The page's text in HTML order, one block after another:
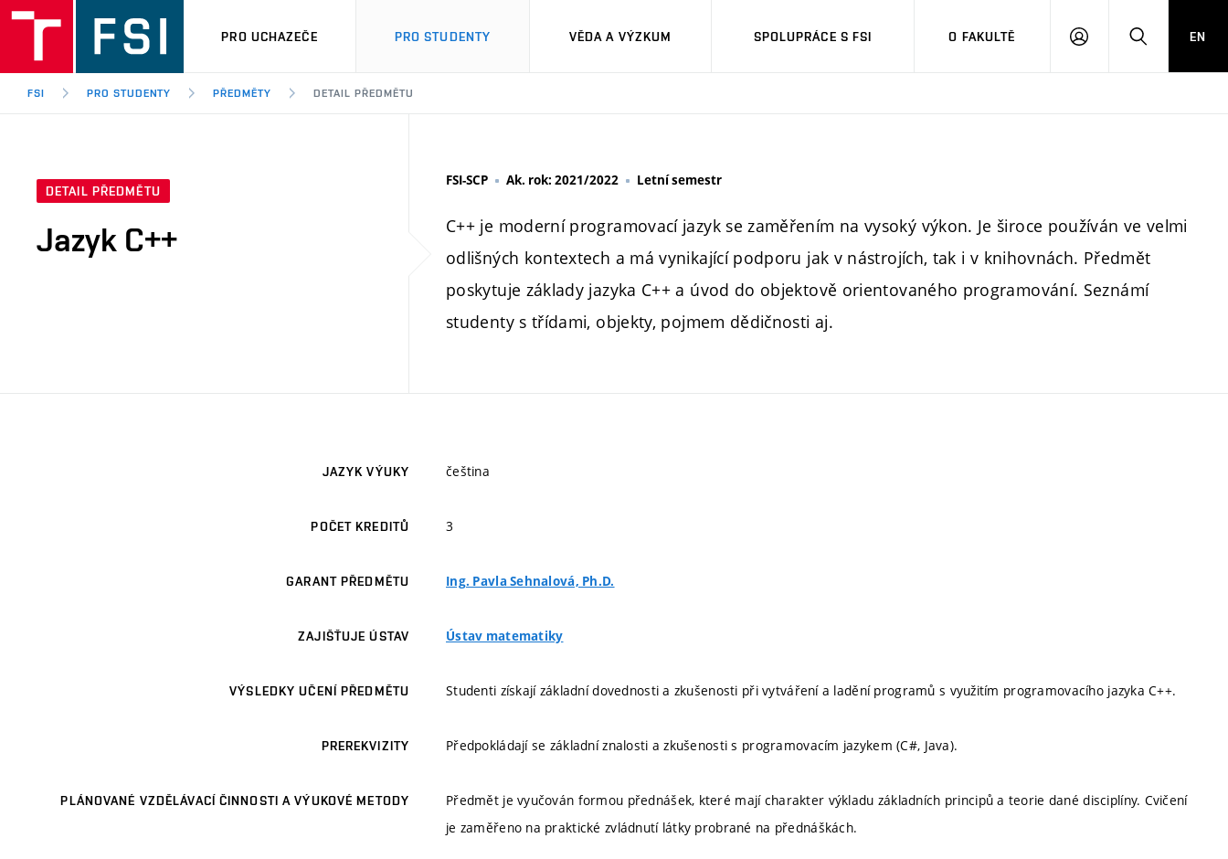
PRO UCHAZEČE PRO STUDENTY VĚDA A VÝZKUM SPOLUPRÁCE S FSI O FAKULTĚ
PŘIHLÁŠENÍHLEDAT
EN
FSI PRO STUDENTY PŘEDMĚTY DETAIL PŘEDMĚTU
DETAIL PŘEDMĚTU
Jazyk C++
FSI-SCP Ak. rok: 2021/2022 Letní semestr
C++ je moderní programovací jazyk se zaměřením na vysoký výkon. Je široce používán ve velmi
odlišných kontextech a má vynikající podporu jak v nástrojích, tak i v knihovnách. Předmět
poskytuje základy jazyka C++ a úvod do objektově orientovaného programování. Seznámí
studenty s třídami, objekty, pojmem dědičnosti aj.
JAZYK VÝUKY čeština
POČET KREDITŮ 3
GARANT PŘEDMĚTU Ing. Pavla Sehnalová, Ph.D.
ZAJIŠŤUJE ÚSTAV Ústav matematiky
VÝSLEDKY UČENÍ PŘEDMĚTU Studenti získají základní dovednosti a zkušenosti při vytváření a ladění programů s využitím programovacího jazyka C++.
PREREKVIZITY Předpokládají se základní znalosti a zkušenosti s programovacím jazykem (C#, Java).
PLÁNOVANÉ VZDĚLÁVACÍ ČINNOSTI A VÝUKOVÉ METODY
Předmět je vyučován formou přednášek, které mají charakter výkladu základních principů a teorie dané disciplíny. Cvičení
je zaměřeno na praktické zvládnutí látky probrané na přednáškách.